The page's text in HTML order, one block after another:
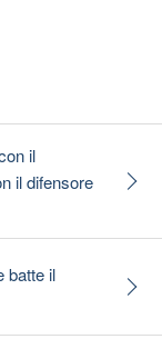
il
il difensore
batte il